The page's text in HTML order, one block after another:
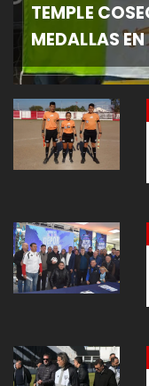
TEMPLE
MEDALLAS